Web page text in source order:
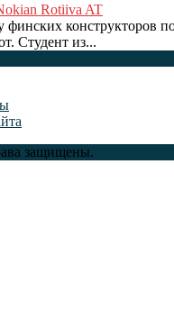
Rotiiva AT
финских конструкторов
Студент из...
защищены.